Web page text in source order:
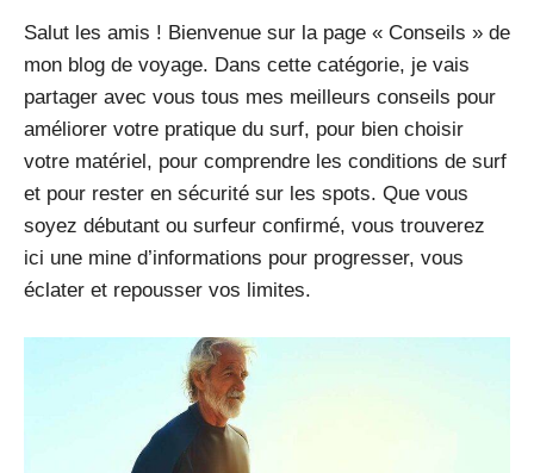
Salut les amis ! Bienvenue sur la page « Conseils » de
mon blog de voyage. Dans cette catégorie, je vais
partager avec vous tous mes meilleurs conseils pour
améliorer votre pratique du surf, pour bien choisir
votre matériel, pour comprendre les conditions de surf
et pour rester en sécurité sur les spots. Que vous
soyez débutant ou surfeur confirmé, vous trouverez
ici une mine d’informations pour progresser, vous
éclater et repousser vos limites.